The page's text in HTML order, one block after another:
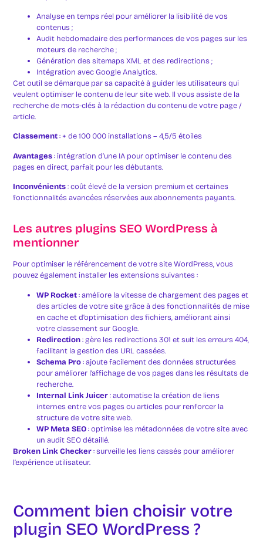
Analyse en temps réel pour améliorer la lisibilité de vos
contenus ;
Audit hebdomadaire des performances de vos pages sur les
moteurs de recherche ;
Génération des sitemaps XML et des redirections ;
Intégration avec Google Analytics.
Cet outil se démarque par sa capacité à guider les utilisateurs qui
veulent optimiser le contenu de leur site web. Il vous assiste de la
recherche de mots-clés à la rédaction du contenu de votre page /
article.
Classement: + de 100 000 installations – 4,5/5 étoiles
Avantages: intégration d’une IA pour optimiser le contenu des
pages en direct, parfait pour les débutants.
Inconvénients: coût élevé de la version premium et certaines
fonctionnalités avancées réservées aux abonnements payants.
Les autres plugins SEO WordPress à
mentionner
Pour optimiser le référencement de votre site WordPress, vous
pouvez également installer les extensions suivantes :
WP Rocket: améliore la vitesse de chargement des pages et
des articles de votre site grâce à des fonctionnalités de mise
en cache et d’optimisation des fichiers, améliorant ainsi
votre classement sur Google.
Redirection: gère les redirections 301 et suit les erreurs 404,
facilitant la gestion des URL cassées.
Schema Pro: ajoute facilement des données structurées
pour améliorer l’affichage de vos pages dans les résultats de
recherche.
Internal Link Juicer: automatise la création de liens
internes entre vos pages ou articles pour renforcer la
structure de votre site web.
WP Meta SEO: optimise les métadonnées de votre site avec
un audit SEO détaillé.
Broken Link Checker: surveille les liens cassés pour améliorer
l’expérience utilisateur.
Comment bien choisir votre
plugin SEO WordPress ?